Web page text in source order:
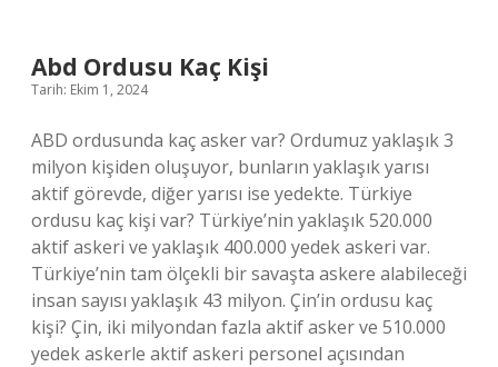
Abd Ordusu Kaç Kişi
Tarih: Ekim 1, 2024
ABD ordusunda kaç asker var? Ordumuz yaklaşık 3
milyon kişiden oluşuyor, bunların yaklaşık yarısı
aktif görevde, diğer yarısı ise yedekte. Türkiye
ordusu kaç kişi var? Türkiye’nin yaklaşık 520.000
aktif askeri ve yaklaşık 400.000 yedek askeri var.
Türkiye’nin tam ölçekli bir savaşta askere alabileceği
insan sayısı yaklaşık 43 milyon. Çin’in ordusu kaç
kişi? Çin, iki milyondan fazla aktif asker ve 510.000
yedek askerle aktif askeri personel açısından